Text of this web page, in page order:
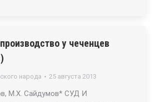
у чеченцев
народа 25 августа 2013
М.Х. Сайдумов* СУД И